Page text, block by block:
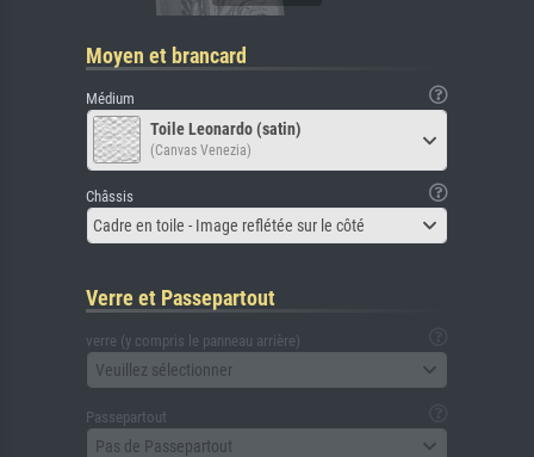
Moyen et brancard
Médium
Toile Leonardo (satin)
(Canvas Venezia)
Châssis
Cadre en toile - Image reflétée sur le côté
Verre et Passepartout
verre (y compris le panneau arrière)
Veuillez sélectionner
Passepartout
Pas de Passepartout